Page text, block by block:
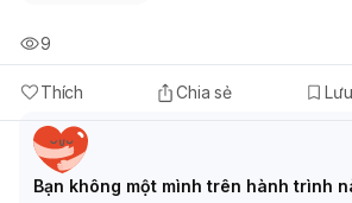
Thích Chia sẻ Lưu
9
Bạn không một mình trên hành trình